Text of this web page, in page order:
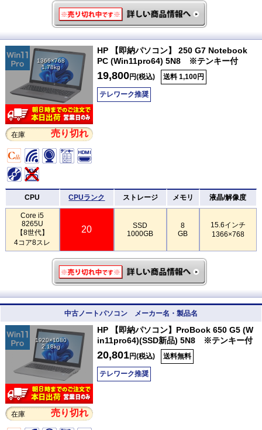
1366×768
1.78kg
在庫 売り切れ
HP 【即納パソコン】 250 G7 Notebook
PC (Win11pro64) 5N8 ※テンキー付
19,800円(税込) 送料 1,100円
テレワーク推奨
CPU CPUランク ストレージ メモリ 液晶/解像度
Core i5
8265U
【8世代】
4コア8スレ
20
SSD
1000GB
8
GB
15.6インチ
1366×768
中古ノートパソコン メーカー名・製品名
1920×1080
2.18kg
在庫 売り切れ
HP 【即納パソコン】ProBook 650 G5 (W
in11pro64)(SSD新品) 5N8 ※テンキー付
20,801円(税込) 送料無料
テレワーク推奨